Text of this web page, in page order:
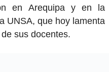
en Arequipa y en la
UNSA, que hoy lamenta
sus docentes.